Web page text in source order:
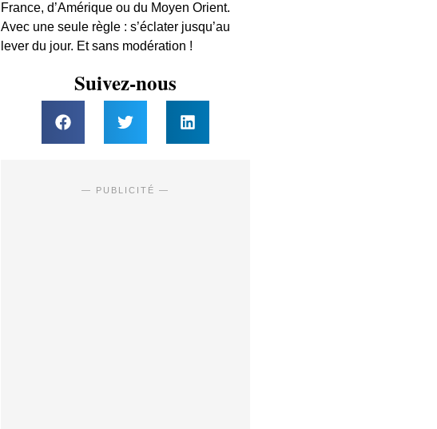
France, d’Amérique ou du Moyen Orient.
Avec une seule règle : s’éclater jusqu’au
lever du jour. Et sans modération !
Suivez-nous
— PUBLICITÉ —